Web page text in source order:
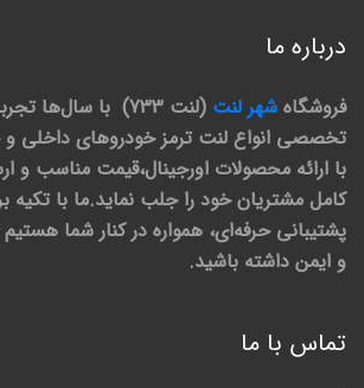
درباره ما
فروشگاه شهر لنت
(لنت 733) با سال‌ها
تخصصی انواع لنت ترمز خودروهای داخلی و
با ارائه محصولات اورجینال،قیمت مناسب و
کامل مشتریان خود را جلب نماید.ما با
پشتیبانی حرفه‌ای، همواره در کنار شما
و ایمن داشته باشید.
تماس با ما